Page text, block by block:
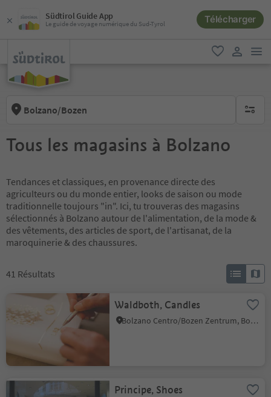
Südtirol Guide App
Le guide de voyage numérique du Sud-Tyrol Télécharger
favori
Bolzano/Bozen aucun
Tous les magasins à Bolzano
Tendances et classiques, en provenance directe des
agriculteurs ou du monde entier, looks de saison ou mode
traditionnelle toujours "in". Ici, tu trouveras des magasins
sélectionnés à Bolzano autour de l'alimentation, de la mode &
des vêtements, des articles de sport, de l'artisanat, de la
maroquinerie & des chaussures.
41 Résultats
Waldboth, Candles
Bolzano Centro/Bozen Zentrum, Bolzano/Bozen, Bolzano/Bozen and environs
Principe, Shoes